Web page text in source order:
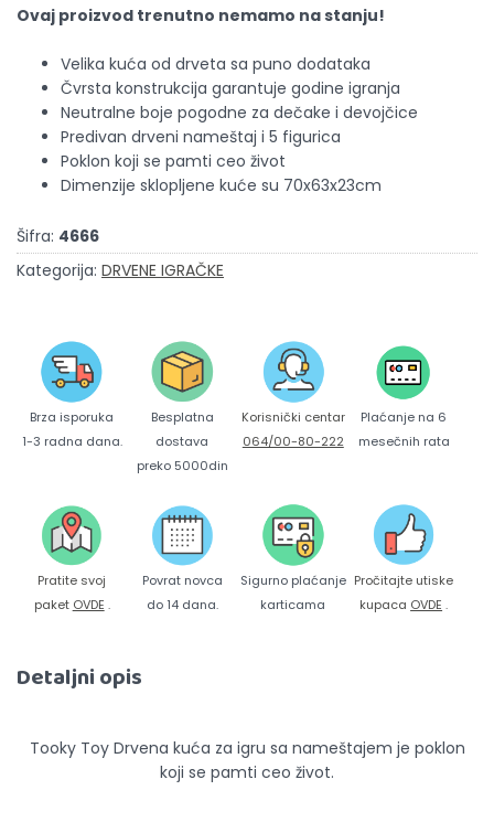
Ovaj proizvod trenutno nemamo na stanju!
Velika kuća od drveta sa puno dodataka
Čvrsta konstrukcija garantuje godine igranja
Neutralne boje pogodne za dečake i devojčice
Predivan drveni nameštaj i 5 figurica
Poklon koji se pamti ceo život
Dimenzije sklopljene kuće su 70x63x23cm
Šifra: 4666
Kategorija: DRVENE IGRAČKE
Brza isporuka
1-3 radna dana.
Besplatna
dostava
preko 5000din
Korisnički centar
064/00-80-222
Plaćanje na 6
mesečnih rata
Pratite svoj
paket OVDE .
Povrat novca
do 14 dana.
Sigurno plaćanje
karticama
Pročitajte utiske
kupaca OVDE .
Detaljni opis
Tooky Toy Drvena kuća za igru sa nameštajem je poklon
koji se pamti ceo život.